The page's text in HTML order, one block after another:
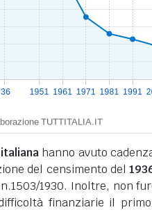
hanno avuto
del censimento del
1930. Inoltre, non
finanziarie il